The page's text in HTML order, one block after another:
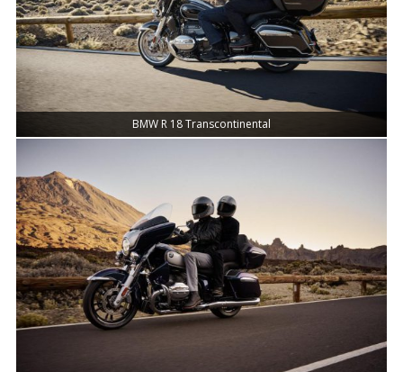
BMW R 18 Transcontinental